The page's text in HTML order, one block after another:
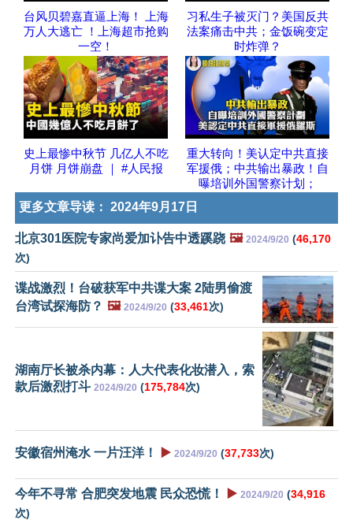
台风贝碧嘉直逼上海！ 上海
万人大逃亡 ！上海超市抢购
一空！
习私生子被灭门？美国反共
法案痛击中共；金饭碗变定
时炸弹？
史上最惨中秋节 几亿人不吃
月饼 月饼崩盘 ｜ #人民报
重大转向！美认定中共直接
军援俄；中共输出暴政！自
曝培训外国警察计划；
更多文章导读： 2024年9月17日
北京301医院专家尚爱加讣告中透蹊跷 🖼️ 2024/9/20 (46,170
次)
谍战激烈！台破获军中共谍大案 2陆男偷渡
台湾试探海防？ 🖼️ 2024/9/20 (33,461次)
湖南厅长被杀内幕：人大代表化妆潜入，索
款后激烈打斗 2024/9/20 (175,784次)
安徽宿州淹水 一片汪洋！ ▶️ 2024/9/20 (37,733次)
今年不寻常 合肥突发地震 民众恐慌！ ▶️ 2024/9/20 (34,916
次)